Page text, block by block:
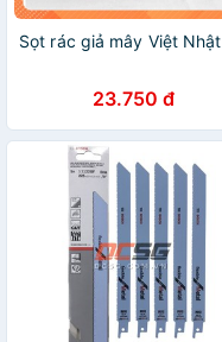
Sọt rác giả mây Việt Nhật
23.750 đ